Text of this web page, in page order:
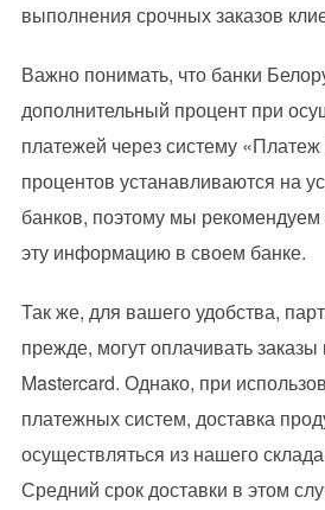
выполнения срочных заказов
Важно понимать, что банки
дополнительный процент при
платежей через систему
процентов устанавливаются на
банков, поэтому мы рекомендуем
эту информацию в своем банке.
Так же, для вашего удобства,
прежде, могут оплачивать
Mastercard. Однако, при
платежных систем, доставка
осуществляться из нашего
Средний срок доставки в этом